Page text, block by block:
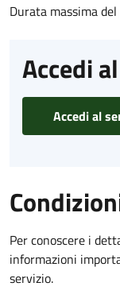
Durata massima
Accedi
Accedi al
Per conoscere i
informazioni
servizio.